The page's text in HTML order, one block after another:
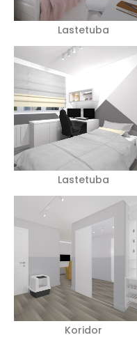
Lastetuba
Lastetuba
Koridor